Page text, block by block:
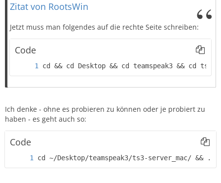
Zitat von RootsWin
Jetzt muss man folgendes auf die rechte Seite schreiben:
Code
cd && cd Desktop && cd teamspeak3 && cd ts3-
Ich denke - ohne es probieren zu können oder je probiert zu
haben - es geht auch so:
Code
cd ~/Desktop/teamspeak3/ts3-server_mac/ && ./